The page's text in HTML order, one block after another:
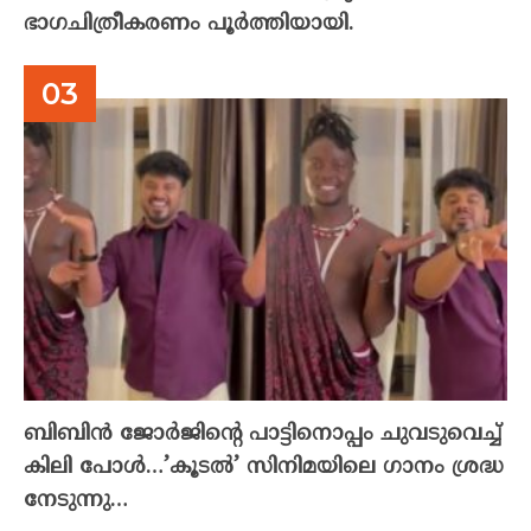
ഭാഗചിത്രീകരണം പൂർത്തിയായി.
ബിബിൻ ജോർജിന്റെ പാട്ടിനൊപ്പം ചുവടുവെച്ച്
കിലി പോൾ…’കൂടൽ’ സിനിമയിലെ ഗാനം ശ്രദ്ധ
നേടുന്നു…